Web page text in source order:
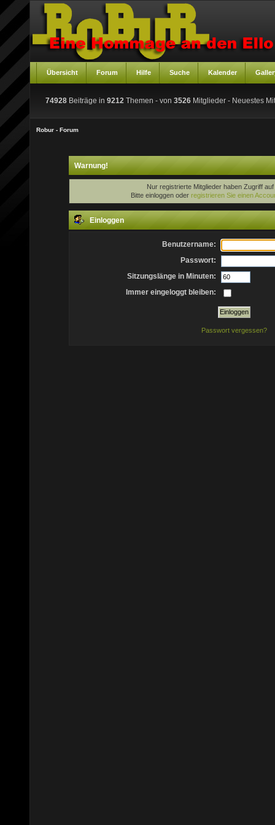
Übersicht Forum Hilfe Suche Kalender
74928 Beiträge in 9212 Themen - von 3526 Mitglieder - Neuestes
Robur - Forum
Warnung!
Nur registrierte Mitglieder haben Zugriff
Bitte einloggen oder registrieren Sie einen
Einloggen
Benutzername:
Passwort:
Sitzungslänge in Minuten:
Immer eingeloggt bleiben:
Passwort vergessen?